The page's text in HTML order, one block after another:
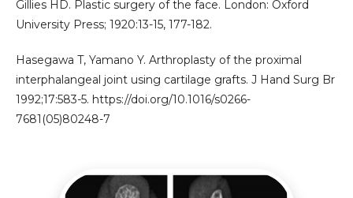
Gillies HD. Plastic surgery of the face. London: Oxford
University Press; 1920:13-15, 177-182.
Hasegawa T, Yamano Y. Arthroplasty of the proximal
interphalangeal joint using cartilage grafts. J Hand Surg Br
1992;17:583-5. https://doi.org/10.1016/s0266-
7681(05)80248-7